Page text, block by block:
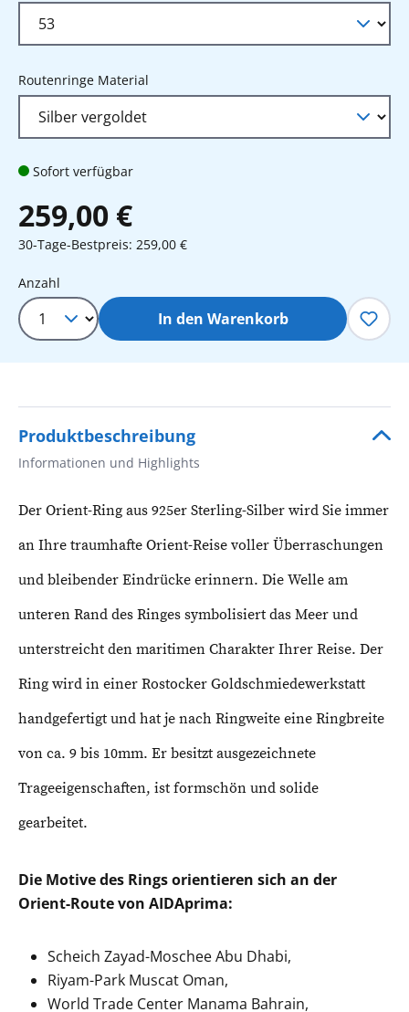
Routenringe Material
Sofort verfügbar
259,00 €
30-Tage-Bestpreis: 259,00 €
Produkt Anzahl: Gib den
Anzahl
In den Warenkorb
Produktbeschreibung
Informationen und Highlights
Der Orient-Ring aus 925er Sterling-Silber wird Sie immer
an Ihre traumhafte Orient-Reise voller Überraschungen
und bleibender Eindrücke erinnern. Die Welle am
unteren Rand des Ringes symbolisiert das Meer und
unterstreicht den maritimen Charakter Ihrer Reise. Der
Ring wird in einer Rostocker Goldschmiedewerkstatt
handgefertigt und hat je nach Ringweite eine Ringbreite
von ca. 9 bis 10mm. Er besitzt ausgezeichnete
Trageeigenschaften, ist formschön und solide
gearbeitet.
Die Motive des Rings orientieren sich an der
Orient-Route von AIDAprima:
Scheich Zayad-Moschee Abu Dhabi,
Riyam-Park Muscat Oman,
World Trade Center Manama Bahrain,